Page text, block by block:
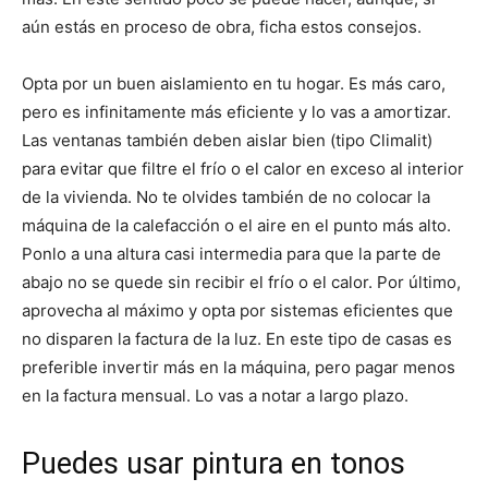
aún estás en proceso de obra, ficha estos consejos.
Opta por un buen aislamiento en tu hogar. Es más caro,
pero es infinitamente más eficiente y lo vas a amortizar.
Las ventanas también deben aislar bien (tipo Climalit)
para evitar que filtre el frío o el calor en exceso al interior
de la vivienda. No te olvides también de no colocar la
máquina de la calefacción o el aire en el punto más alto.
Ponlo a una altura casi intermedia para que la parte de
abajo no se quede sin recibir el frío o el calor. Por último,
aprovecha al máximo y opta por sistemas eficientes que
no disparen la factura de la luz. En este tipo de casas es
preferible invertir más en la máquina, pero pagar menos
en la factura mensual. Lo vas a notar a largo plazo.
Puedes usar pintura en tonos